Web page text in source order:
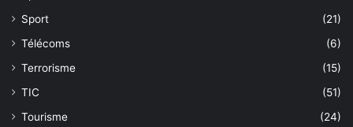
Sport
(21)
Télécoms
(6)
Terrorisme
(15)
TIC
(51)
Tourisme
(24)